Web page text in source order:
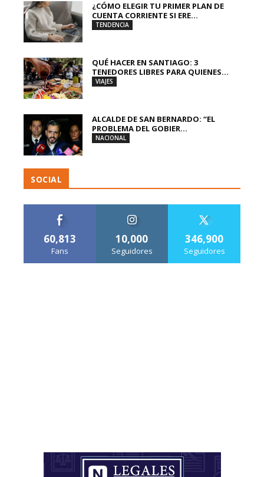
¿CÓMO ELEGIR TU PRIMER PLAN DE
CUENTA CORRIENTE SI ERE...
TENDENCIA
QUÉ HACER EN SANTIAGO: 3
TENEDORES LIBRES PARA QUIENES...
VIAJES
ALCALDE DE SAN BERNARDO: “EL
PROBLEMA DEL GOBIER...
NACIONAL
SOCIAL
60,813
Fans
10,000
Seguidores
346,900
Seguidores